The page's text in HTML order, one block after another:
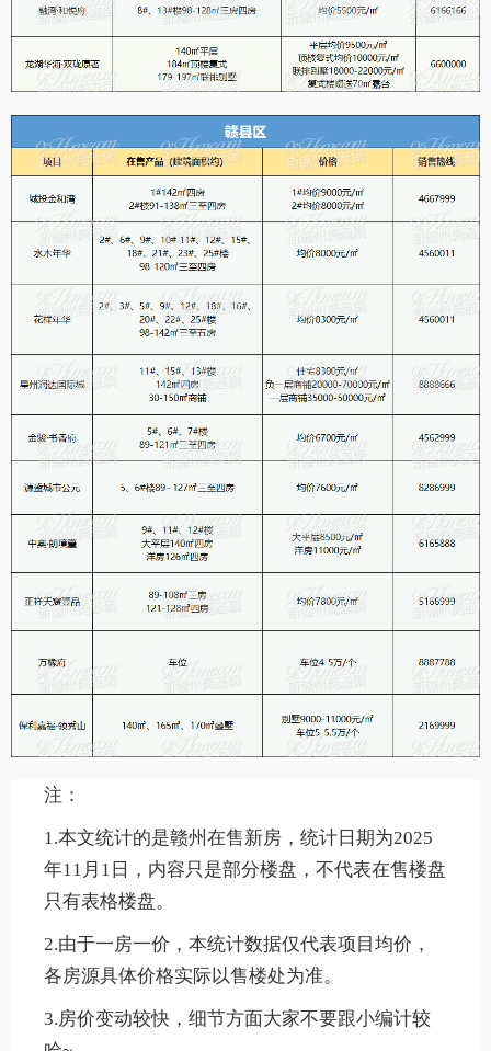
注：
1.本文统计的是赣州在售新房，统计日期为2025
年11月1日，内容只是部分楼盘，不代表在售楼盘
只有表格楼盘。
2.由于一房一价，本统计数据仅代表项目均价，
各房源具体价格实际以售楼处为准。
3.房价变动较快，细节方面大家不要跟小编计较